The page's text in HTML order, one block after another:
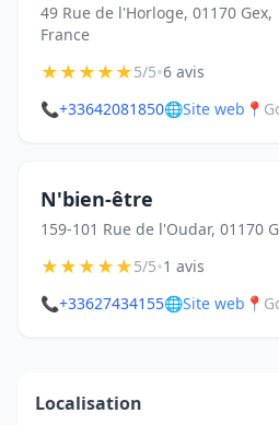
49 Rue de l'Horloge, 01170 Gex,
France
★★★★★5/5•6 avis
📞+33642081850🌐Site web 📍
N'bien-être
159-101 Rue de l'Oudar, 01170
★★★★★5/5•1 avis
📞+33627434155🌐Site web 📍
Localisation